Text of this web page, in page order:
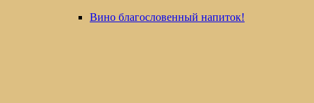
Вино благословенный напиток!